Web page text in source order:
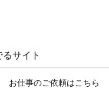
サイト
お仕事のご依頼はこちら